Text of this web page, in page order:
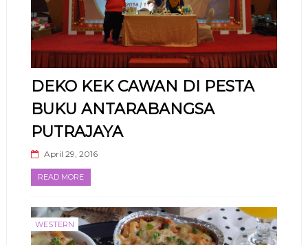
DEKO KEK CAWAN DI PESTA
BUKU ANTARABANGSA
PUTRAJAYA
April 29, 2016
READ MORE
WESTERN